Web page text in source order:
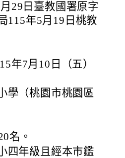
29日臺教國署原字
115年5月19日桃教
年7月10日（五）
學（桃園市桃園區
名。
四年級且經本市鑑